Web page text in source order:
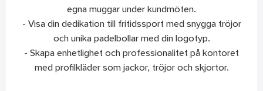
egna muggar under kundmöten.
- Visa din dedikation till fritidssport med snygga tröjor
och unika padelbollar med din logotyp.
- Skapa enhetlighet och professionalitet på kontoret
med profilkläder som jackor, tröjor och skjortor.